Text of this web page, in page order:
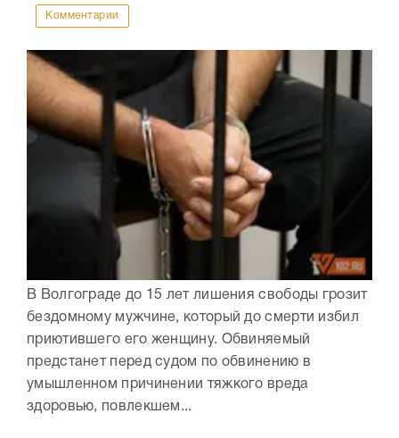
Комментарии
В Волгограде до 15 лет лишения свободы грозит
бездомному мужчине, который до смерти избил
приютившего его женщину. Обвиняемый
предстанет перед судом по обвинению в
умышленном причинении тяжкого вреда
здоровью, повлекшем...